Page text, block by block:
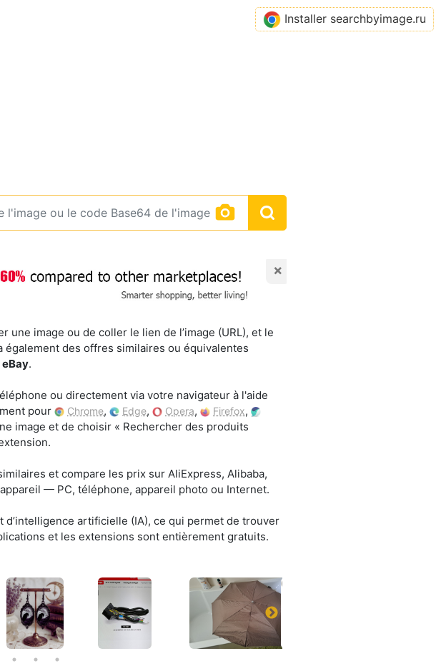
×
image ou de coller le lien de l’image (URL), et le
des offres similaires ou équivalentes
.
ou directement via votre navigateur à l'aide
pour
Chrome, Edge, Opera, Firefox,
image et de choisir « Rechercher des produits
et compare les prix sur AliExpress, Alibaba,
— PC, téléphone, appareil photo ou Internet.
artificielle (IA), ce qui permet de trouver
et les extensions sont entièrement gratuits.
Installer searchbyimage.ru